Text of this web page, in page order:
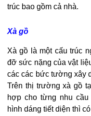
trúc bao gồm cả nhà.
Xà gồ
Xà gồ là một cấu trúc
đỡ sức nặng của vật
các các bức tường xây
Trên thị trường xà gồ
hợp cho từng nhu
hình dáng tiết diện thì